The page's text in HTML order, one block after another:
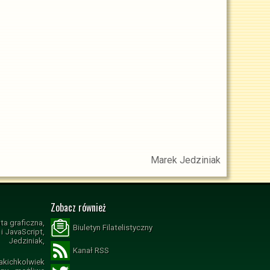
Marek Jedziniak
graficzna,
JavaScript,
Zobacz również
Biuletyn Filatelistyczny
Kanał RSS